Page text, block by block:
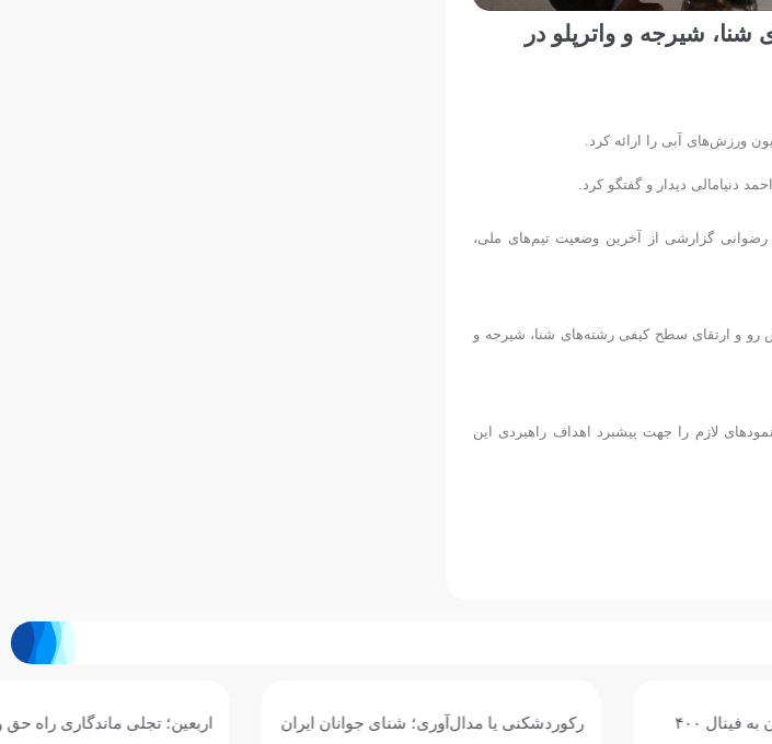
شیرجه و واترپلو در
ورزش‌های آبی را ارائه کرد.
گزارشی از آخرین وضعیت تیم‌های ملی،
رو و ارتقای سطح کیفی رشته‌های شنا، شیرجه و
لازم را جهت پیشبرد اهداف راهبردی این
رکوردشکنی یا مدال‌آوری؛ شنای جوانان ایران
اربعین؛ تجلی ماندگاری راه حق و آزادگی